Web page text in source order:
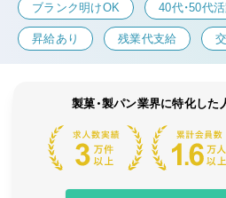
ブランク明けOK 40代・50代
昇給あり 残業代支給
製菓・製パン業界に特化した